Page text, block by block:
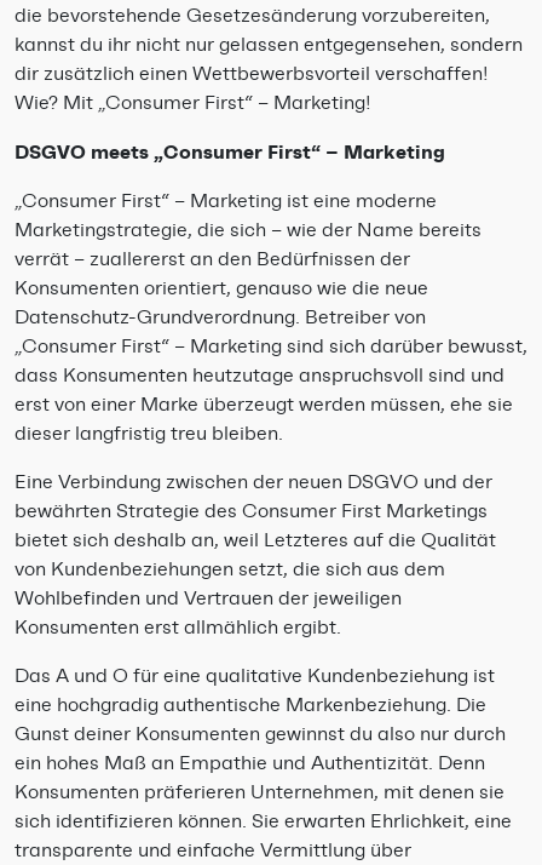
die bevorstehende Gesetzesänderung vorzubereiten,
kannst du ihr nicht nur gelassen entgegensehen, sondern
dir zusätzlich einen Wettbewerbsvorteil verschaffen!
Wie? Mit „Consumer First“ – Marketing!
DSGVO meets „Consumer First“ – Marketing
„Consumer First“ – Marketing ist eine moderne
Marketingstrategie, die sich – wie der Name bereits
verrät – zuallererst an den Bedürfnissen der
Konsumenten orientiert, genauso wie die neue
Datenschutz-Grundverordnung. Betreiber von
„Consumer First“ – Marketing sind sich darüber bewusst,
dass Konsumenten heutzutage anspruchsvoll sind und
erst von einer Marke überzeugt werden müssen, ehe sie
dieser langfristig treu bleiben.
Eine Verbindung zwischen der neuen DSGVO und der
bewährten Strategie des Consumer First Marketings
bietet sich deshalb an, weil Letzteres auf die Qualität
von Kundenbeziehungen setzt, die sich aus dem
Wohlbefinden und Vertrauen der jeweiligen
Konsumenten erst allmählich ergibt.
Das A und O für eine qualitative Kundenbeziehung ist
eine hochgradig authentische Markenbeziehung. Die
Gunst deiner Konsumenten gewinnst du also nur durch
ein hohes Maß an Empathie und Authentizität. Denn
Konsumenten präferieren Unternehmen, mit denen sie
sich identifizieren können. Sie erwarten Ehrlichkeit, eine
transparente und einfache Vermittlung über